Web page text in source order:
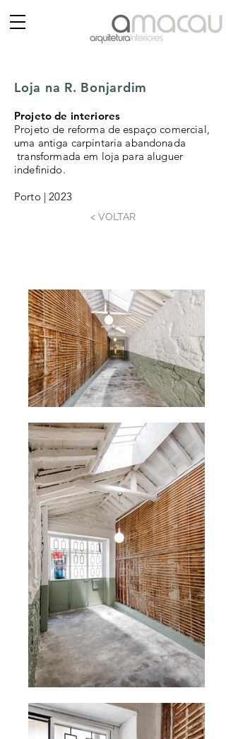
Loja na R. Bonjardim
Projeto de interiores
Projeto de reforma de espaço comercial,
uma antiga carpintaria abandonada
transformada em loja para aluguer
indefinido.
Porto | 2023
< VOLTAR